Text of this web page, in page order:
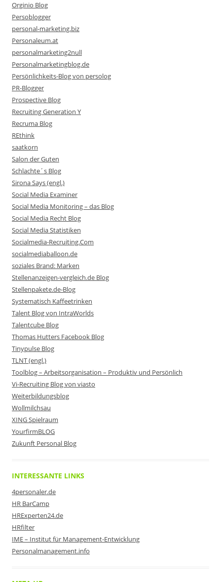
Orginio Blog
Persoblogger
personal-marketing.biz
Personaleum.at
personalmarketing2null
Personalmarketingblog.de
Persönlichkeits-Blog von persolog
PR-Blogger
Prospective Blog
Recruiting Generation Y
Recruma Blog
REthink
saatkorn
Salon der Guten
Schlachte´s Blog
Sirona Says (engl.)
Social Media Examiner
Social Media Monitoring – das Blog
Social Media Recht Blog
Social Media Statistiken
Socialmedia-Recruiting.Com
socialmediaballoon.de
soziales Brand: Marken
Stellenanzeigen-vergleich.de Blog
Stellenpakete.de-Blog
Systematisch Kaffeetrinken
Talent Blog von IntraWorlds
Talentcube Blog
Thomas Hutters Facebook Blog
Tinypulse Blog
TLNT (engl.)
Toolblog – Arbeitsorganisation – Produktiv und Persönlich
Vi-Recruiting Blog von viasto
Weiterbildungsblog
Wollmilchsau
XING Spielraum
YourfirmBLOG
Zukunft Personal Blog
INTERESSANTE LINKS
4personaler.de
HR BarCamp
HRExperten24.de
HRfilter
IME – Institut für Management-Entwicklung
Personalmanagement.info